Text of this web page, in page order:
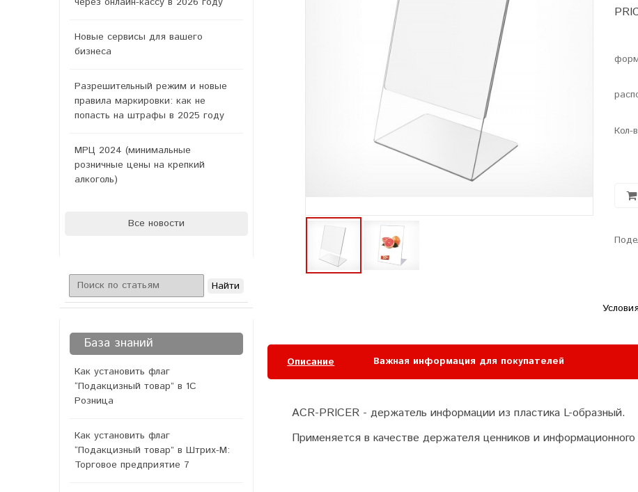
Новые сервисы для вашего
бизнеса
Разрешительный режим и новые
правила маркировки: как не
попасть на штрафы в 2025 году
МРЦ 2024 (минимальные
розничные цены на крепкий
алкоголь)
Все новости
База знаний
Как установить флаг
“Подакцизный товар” в 1С
Розница
Как установить флаг
“Подакцизный товар” в Штрих-М:
Торговое предприятие 7
Кол-
Описание Важная информация для покупателей
ACR-PRICER - держатель информации из пластика L-образный.
Применяется в качестве держателя ценников и информационного